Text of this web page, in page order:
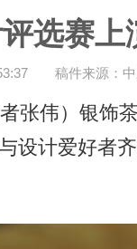
选赛上
稿件来源：
伟）银饰茶
设计爱好者